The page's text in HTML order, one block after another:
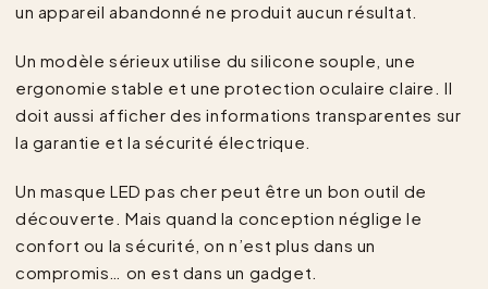
un appareil abandonné ne produit aucun résultat.
Un modèle sérieux utilise du silicone souple, une
ergonomie stable et une protection oculaire claire. Il
doit aussi afficher des informations transparentes sur
la garantie et la sécurité électrique.
Un masque LED pas cher peut être un bon outil de
découverte. Mais quand la conception néglige le
confort ou la sécurité, on n’est plus dans un
compromis… on est dans un gadget.